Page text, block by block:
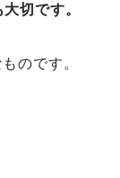
切です。
のです。